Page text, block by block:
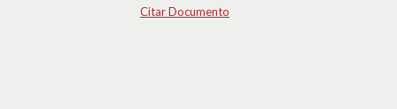
Citar Documento